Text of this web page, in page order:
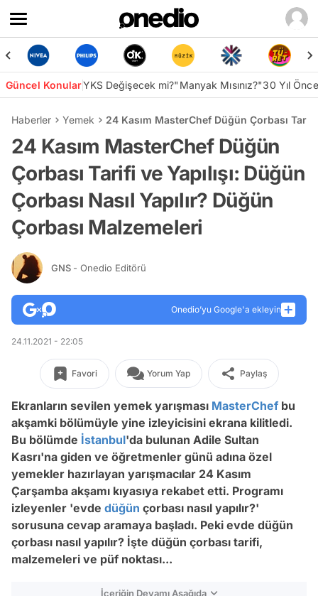
Güncel KonularYKS Değişecek mi?"Manyak Mısınız?"30 Yıl
Haberler Yemek 24 Kasım MasterChef Düğün Çorbası Tarifi
24 Kasım MasterChef Düğün
Çorbası Tarifi ve Yapılışı: Düğün
Çorbası Nasıl Yapılır? Düğün
Çorbası Malzemeleri
GNS - Onedio Editörü
Onedio’yu Google'a ekleyin
24.11.2021 - 22:05
Favori Yorum Yap Paylaş
Ekranların sevilen yemek yarışması MasterChef bu
akşamki bölümüyle yine izleyicisini ekrana kilitledi.
Bu bölümde İstanbul'da bulunan Adile Sultan
Kasrı'na giden ve öğretmenler günü adına özel
yemekler hazırlayan yarışmacılar 24 Kasım
Çarşamba akşamı kıyasıya rekabet etti. Programı
izleyenler 'evde düğün çorbası nasıl yapılır?'
sorusuna cevap aramaya başladı. Peki evde düğün
çorbası nasıl yapılır? İşte düğün çorbası tarifi,
malzemeleri ve püf noktası...
İçeriğin Devamı Aşağıda